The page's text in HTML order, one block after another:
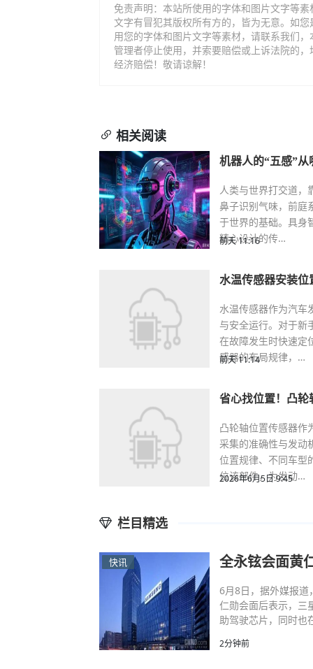
免责声明：本站所使用的字体和图片文字等
文字有冒犯其版权所有方的，皆为无意。如
用您的字体和图片文字等素材，请联系我们
管理者停止使用，并索要赔偿或上诉法院的
经济赔偿！敬请谅解！
相关阅读
机器人的“五感”
人类与世界打交道
鼻子识别气味，前庭
于世界的基础。具身
精心设计的传…
前天 11:16
水温传感器安装位
水温传感器作为汽车
与安全运行。对于新
在故障发生时快速定
感器的布局规律，…
前天 11:14
省心找位置！凸轮
凸轮轴位置传感器作
采集的准确性与发动
位置规律、不同车型
位该部件，为发动…
2026年6月5日 9:45
栏目精选
快讯 全永铉会面黄
6月8日，据外媒报道
仁勋会面后表示，三
助驾驶芯片，同时也
2分钟前